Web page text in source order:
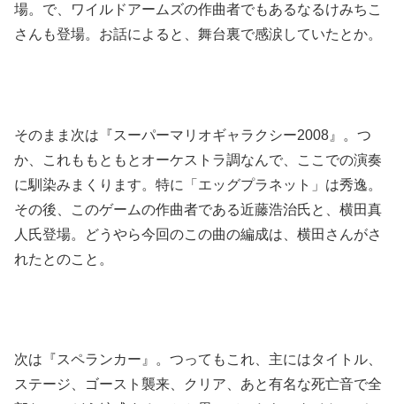
場。で、ワイルドアームズの作曲者でもあるなるけみちこ
さんも登場。お話によると、舞台裏で感涙していたとか。
そのまま次は『スーパーマリオギャラクシー2008』。つ
か、これももともとオーケストラ調なんで、ここでの演奏
に馴染みまくります。特に「エッグプラネット」は秀逸。
その後、このゲームの作曲者である近藤浩治氏と、横田真
人氏登場。どうやら今回のこの曲の編成は、横田さんがさ
れたとのこと。
次は『スペランカー』。つってもこれ、主にはタイトル、
ステージ、ゴースト襲来、クリア、あと有名な死亡音で全